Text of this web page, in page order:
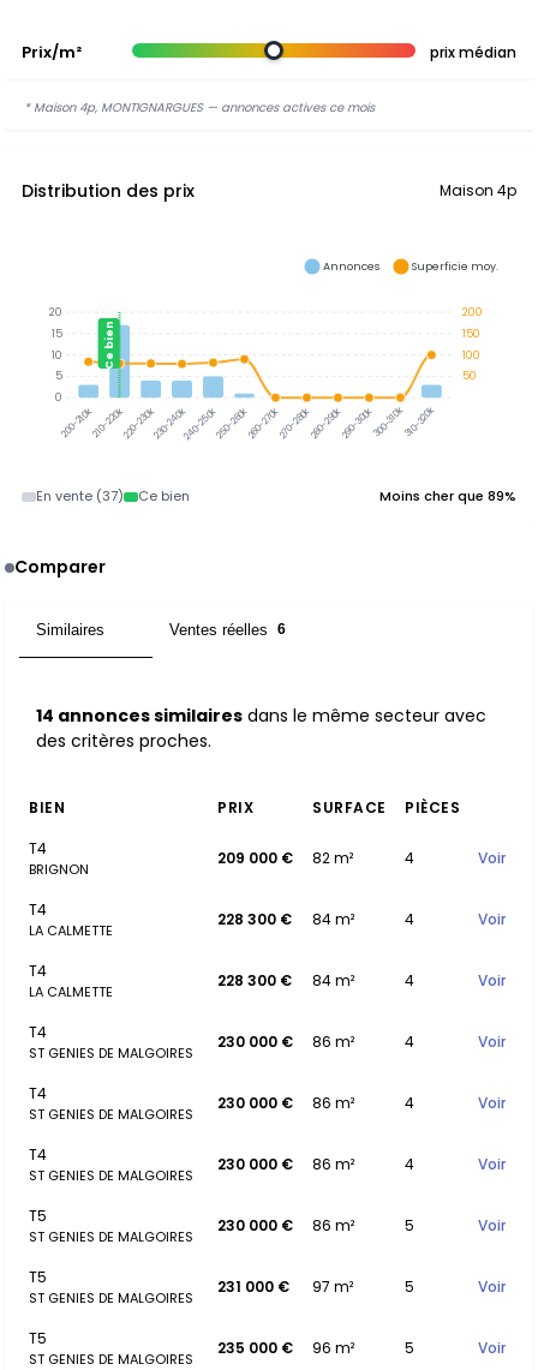
Prix/m² prix médian
* Maison 4p, MONTIGNARGUES — annonces actives ce mois
Distribution des prix Maison 4p
200-210k210-220k220-230k230-240k240-250k250-260k260-270k270-280k280-290k290-300k300-310k310-320k
Ce bien
200
150
100
50
20
15
10
5
0
Annonces Superficie moy.
En vente (37) Ce bien Moins cher que 89%
Comparer
Similaires Ventes réelles 6
14 annonces similaires dans le même secteur avec
des critères proches.
BIEN PRIX SURFACE
PIÈCES
T4
BRIGNON
209 000 € 82 m² 4 Voir
T4
LA CALMETTE
228 300 € 84 m² 4 Voir
T4
LA CALMETTE
228 300 € 84 m² 4 Voir
T4
ST GENIES DE MALGOIRES
230 000 € 86 m² 4 Voir
T4
ST GENIES DE MALGOIRES
230 000 € 86 m² 4 Voir
T4
ST GENIES DE MALGOIRES
230 000 € 86 m² 4 Voir
T5
ST GENIES DE MALGOIRES
230 000 € 86 m² 5 Voir
T5
ST GENIES DE MALGOIRES
231 000 € 97 m² 5 Voir
T5
ST GENIES DE MALGOIRES
235 000 € 96 m² 5 Voir